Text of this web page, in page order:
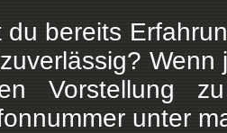
du bereits
Vorstellung
unter